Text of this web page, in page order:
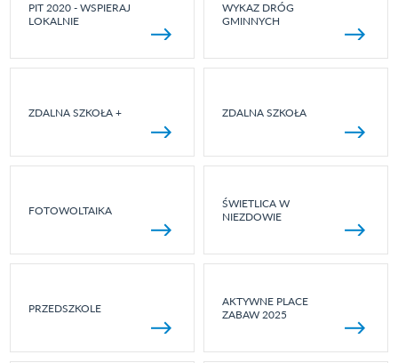
PIT 2020 - WSPIERAJ
LOKALNIE
WYKAZ DRÓG
GMINNYCH
ZDALNA SZKOŁA + ZDALNA SZKOŁA
FOTOWOLTAIKA
ŚWIETLICA W
NIEZDOWIE
PRZEDSZKOLE
AKTYWNE PLACE
ZABAW 2025